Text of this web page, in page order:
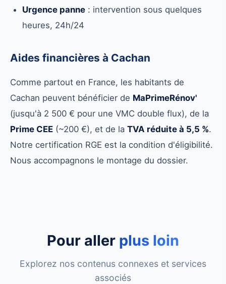
Urgence panne : intervention sous quelques
heures, 24h/24
Aides financières à Cachan
Comme partout en France, les habitants de
Cachan peuvent bénéficier de MaPrimeRénov'
(jusqu'à 2 500 € pour une VMC double flux), de la
Prime CEE (~200 €), et de la TVA réduite à 5,5 %.
Notre certification RGE est la condition d'éligibilité.
Nous accompagnons le montage du dossier.
Pour aller plus loin
Explorez nos contenus connexes et services
associés